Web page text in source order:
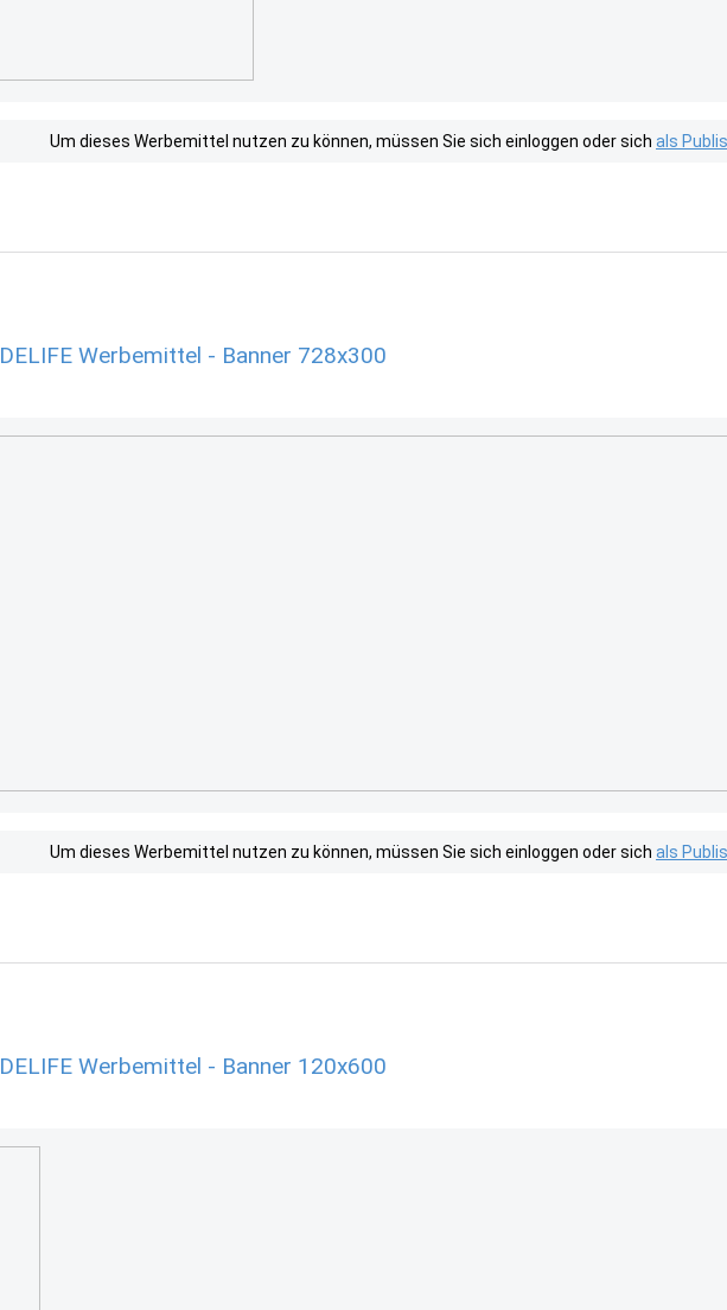
Um dieses Werbemittel nutzen zu können, müssen Sie sich einloggen oder sich als
DELIFE Werbemittel - Banner 728x300
Um dieses Werbemittel nutzen zu können, müssen Sie sich einloggen oder sich als
DELIFE Werbemittel - Banner 120x600